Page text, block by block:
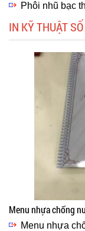
Phôi nhũ bạc
IN KỸ THUẬT SỐ
Menu nhựa chống
Menu nhựa